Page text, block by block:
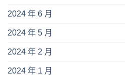
2024 年 6 月
2024 年 5 月
2024 年 2 月
2024 年 1 月